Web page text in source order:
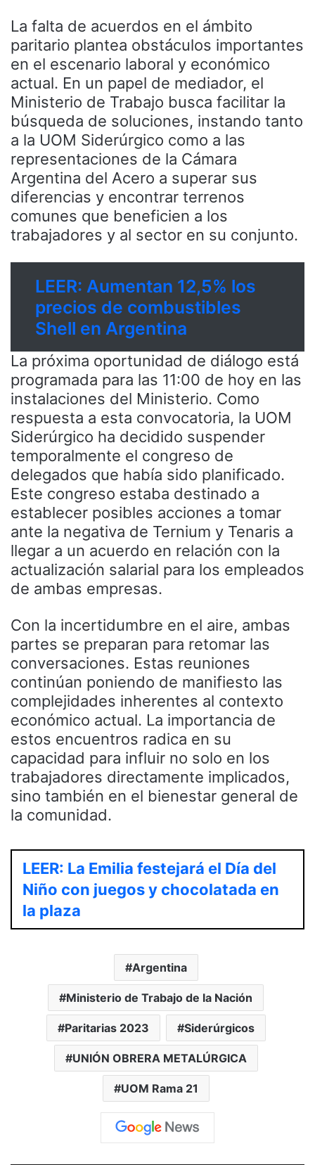
La falta de acuerdos en el ámbito
paritario plantea obstáculos importantes
en el escenario laboral y económico
actual. En un papel de mediador, el
Ministerio de Trabajo busca facilitar la
búsqueda de soluciones, instando tanto
a la UOM Siderúrgico como a las
representaciones de la Cámara
Argentina del Acero a superar sus
diferencias y encontrar terrenos
comunes que beneficien a los
trabajadores y al sector en su conjunto.
LEER: Aumentan 12,5% los
precios de combustibles
Shell en Argentina
La próxima oportunidad de diálogo está
programada para las 11:00 de hoy en las
instalaciones del Ministerio. Como
respuesta a esta convocatoria, la UOM
Siderúrgico ha decidido suspender
temporalmente el congreso de
delegados que había sido planificado.
Este congreso estaba destinado a
establecer posibles acciones a tomar
ante la negativa de Ternium y Tenaris a
llegar a un acuerdo en relación con la
actualización salarial para los empleados
de ambas empresas.
Con la incertidumbre en el aire, ambas
partes se preparan para retomar las
conversaciones. Estas reuniones
continúan poniendo de manifiesto las
complejidades inherentes al contexto
económico actual. La importancia de
estos encuentros radica en su
capacidad para influir no solo en los
trabajadores directamente implicados,
sino también en el bienestar general de
la comunidad.
LEER: La Emilia festejará el Día del
Niño con juegos y chocolatada en
la plaza
Argentina
Ministerio de Trabajo de la Nación
Paritarias 2023 Siderúrgicos
UNIÓN OBRERA METALÚRGICA
UOM Rama 21